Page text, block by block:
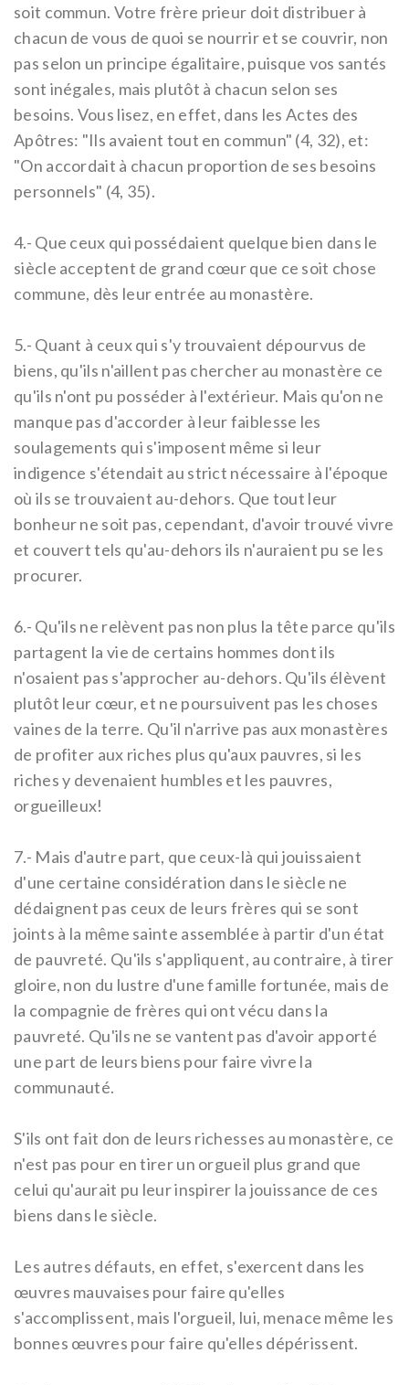
soit commun. Votre frère prieur doit distribuer à
chacun de vous de quoi se nourrir et se couvrir, non
pas selon un principe égalitaire, puisque vos santés
sont inégales, mais plutôt à chacun selon ses
besoins. Vous lisez, en effet, dans les Actes des
Apôtres: "Ils avaient tout en commun" (4, 32), et:
"On accordait à chacun proportion de ses besoins
personnels" (4, 35).
4.- Que ceux qui possédaient quelque bien dans le
siècle acceptent de grand cœur que ce soit chose
commune, dès leur entrée au monastère.
5.- Quant à ceux qui s'y trouvaient dépourvus de
biens, qu'ils n'aillent pas chercher au monastère ce
qu'ils n'ont pu posséder à l'extérieur. Mais qu'on ne
manque pas d'accorder à leur faiblesse les
soulagements qui s'imposent même si leur
indigence s'étendait au strict nécessaire à l'époque
où ils se trouvaient au-dehors. Que tout leur
bonheur ne soit pas, cependant, d'avoir trouvé vivre
et couvert tels qu'au-dehors ils n'auraient pu se les
procurer.
6.- Qu'ils ne relèvent pas non plus la tête parce qu'ils
partagent la vie de certains hommes dont ils
n'osaient pas s'approcher au-dehors. Qu'ils élèvent
plutôt leur cœur, et ne poursuivent pas les choses
vaines de la terre. Qu'il n'arrive pas aux monastères
de profiter aux riches plus qu'aux pauvres, si les
riches y devenaient humbles et les pauvres,
orgueilleux!
7.- Mais d'autre part, que ceux-là qui jouissaient
d'une certaine considération dans le siècle ne
dédaignent pas ceux de leurs frères qui se sont
joints à la même sainte assemblée à partir d'un état
de pauvreté. Qu'ils s'appliquent, au contraire, à tirer
gloire, non du lustre d'une famille fortunée, mais de
la compagnie de frères qui ont vécu dans la
pauvreté. Qu'ils ne se vantent pas d'avoir apporté
une part de leurs biens pour faire vivre la
communauté.
S'ils ont fait don de leurs richesses au monastère, ce
n'est pas pour en tirer un orgueil plus grand que
celui qu'aurait pu leur inspirer la jouissance de ces
biens dans le siècle.
Les autres défauts, en effet, s'exercent dans les
œuvres mauvaises pour faire qu'elles
s'accomplissent, mais l'orgueil, lui, menace même les
bonnes œuvres pour faire qu'elles dépérissent.